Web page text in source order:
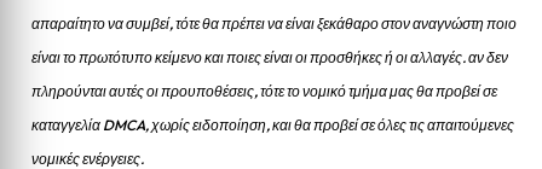
απαραίτητο να συμβεί, τότε θα πρέπει να είναι ξεκάθαρο στον αναγνώστη ποιο
είναι το πρωτότυπο κείμενο και ποιες είναι οι προσθήκες ή οι αλλαγές. αν δεν
πληρούνται αυτές οι προυποθέσεις, τότε το νομικό τμήμα μας θα προβεί σε
καταγγελία DMCA, χωρίς ειδοποίηση, και θα προβεί σε όλες τις απαιτούμενες
νομικές ενέργειες.